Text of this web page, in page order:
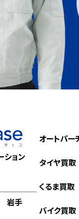
ション
岩手
オートパ
タイヤ買取
くるま買取
バイク買取